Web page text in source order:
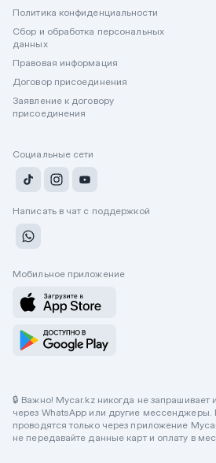
Политика конфиденциальности
Сбор и обработка персональных
данных
Правовая информация
Договор присоединения
Заявление к договору
присоединения
Социальные сети
Написать в чат с поддержкой
Мобильное приложение
🔒 Важно! Mycar.kz никогда не запрашивает
через WhatsApp или другие
проводятся только через приложение
не передавайте данные карт и оплату в